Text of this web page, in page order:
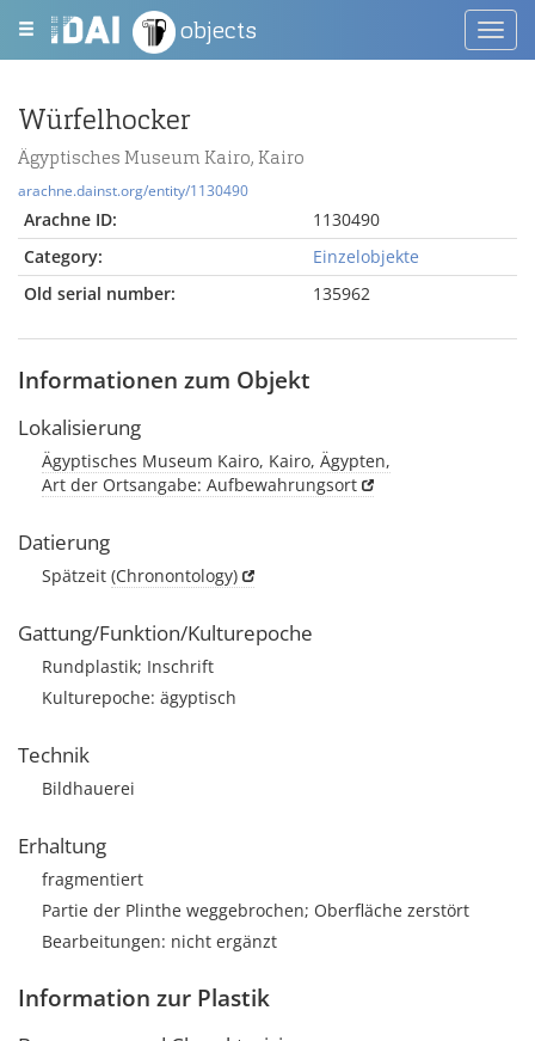
objects
Würfelhocker
Ägyptisches Museum Kairo, Kairo
arachne.dainst.org/entity/1130490
Arachne ID:
1130490
Category:
Einzelobjekte
Old serial number:
135962
Informationen zum Objekt
Lokalisierung
Ägyptisches Museum Kairo, Kairo, Ägypten,
Art der Ortsangabe: Aufbewahrungsort
Datierung
Spätzeit (Chronontology)
Gattung/Funktion/Kulturepoche
Rundplastik; Inschrift
Kulturepoche: ägyptisch
Technik
Bildhauerei
Erhaltung
fragmentiert
Partie der Plinthe weggebrochen; Oberfläche zerstört
Bearbeitungen: nicht ergänzt
Information zur Plastik